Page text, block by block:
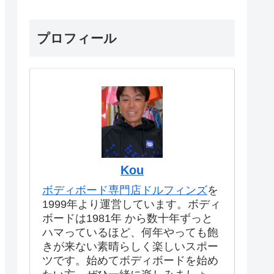
プロフィール
Kou
ボディボード専門店ドルフィンズを
1999年より運営しています。ボディ
ボードは1981年 から数十年ずっと
ハマっているほど、何年やっても飽
きが来ない素晴らしく楽しいスポー
ツです。始めてボディボードを始め